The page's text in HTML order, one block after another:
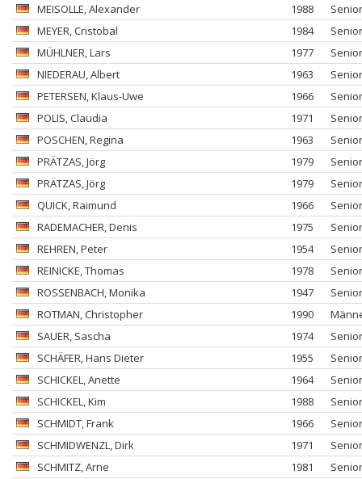
MEISOLLE, Alexander 1988
MEYER, Cristobal 1984
MÜHLNER, Lars 1977
NIEDERAU, Albert 1963
PETERSEN, Klaus-Uwe 1966
POLIS, Claudia 1971
POSCHEN, Regina 1963
PRÄTZAS, Jörg 1979
PRÄTZAS, Jörg 1979
QUICK, Raimund 1966
RADEMACHER, Denis 1975
REHREN, Peter 1954
REINICKE, Thomas 1978
ROSSENBACH, Monika 1947
ROTMAN, Christopher 1990
SAUER, Sascha 1974
SCHÄFER, Hans Dieter 1955
SCHICKEL, Anette 1964
SCHICKEL, Kim 1988
SCHMIDT, Frank 1966
SCHMIDWENZL, Dirk 1971
SCHMITZ, Arne 1981